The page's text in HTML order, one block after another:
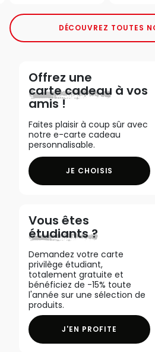
DÉCOUVREZ TOUTES
Offrez une
carte cadeau à vos
amis !
Faites plaisir à coup sûr avec
notre e-carte cadeau
personnalisable.
JE CHOISIS
Vous êtes
étudiants ?
Demandez votre carte
privilège étudiant,
totalement gratuite et
bénéficiez de -15% toute
l'année sur une sélection de
produits.
J'EN PROFITE